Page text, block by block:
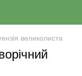
великолиста